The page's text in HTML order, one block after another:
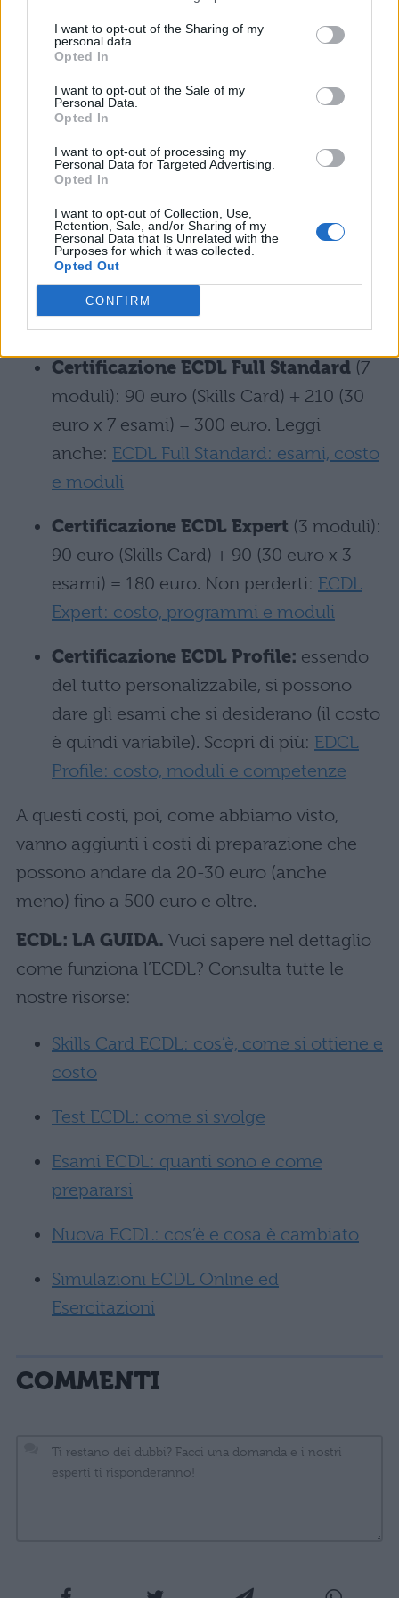
I want to opt-out of the Sharing of my
personal data.
Opted In
I want to opt-out of the Sale of my
Personal Data.
Opted In
I want to opt-out of processing my
Personal Data for Targeted Advertising.
Opted In
I want to opt-out of Collection, Use,
Retention, Sale, and/or Sharing of my
Personal Data that Is Unrelated with the
Purposes for which it was collected.
Opted Out
CONFIRM
Considerando i prezzi medi per esame,
quindi, ottenere una certificazione ECDL avrà
i seguenti costi:
Certificazione ECDL Base
(4 moduli):
90 euro (Skills card) + 120 euro (30 euro
x 4 esami)= 210 euro
Certificazione ECDL Standard
moduli): 90 euro (Skills Card) + 210 (30
euro x 7 esami) = 300 euro
Certificazione ECDL Full Standard (7
moduli): 90 euro (Skills Card) + 210 (30
euro x 7 esami) = 300 euro. Leggi
anche: ECDL Full Standard: esami, costo
e moduli
Certificazione ECDL Expert (3 moduli):
90 euro (Skills Card) + 90 (30 euro x 3
esami) = 180 euro. Non perderti: ECDL
Expert: costo, programmi e moduli
Certificazione ECDL Profile: essendo
del tutto personalizzabile, si possono
dare gli esami che si desiderano (il costo
è quindi variabile). Scopri di più: EDCL
Profile: costo, moduli e competenze
A questi costi, poi, come abbiamo visto,
vanno aggiunti i costi di preparazione che
possono andare da 20-30 euro (anche
meno) fino a 500 euro e oltre.
ECDL: LA GUIDA. Vuoi sapere nel dettaglio
come funziona l’ECDL? Consulta tutte le
nostre risorse:
Skills Card ECDL: cos’è, come si ottiene e
costo
Test ECDL: come si svolge
Esami ECDL: quanti sono e come
prepararsi
Nuova ECDL: cos’è e cosa è cambiato
Simulazioni ECDL Online ed
Esercitazioni
COMMENTI